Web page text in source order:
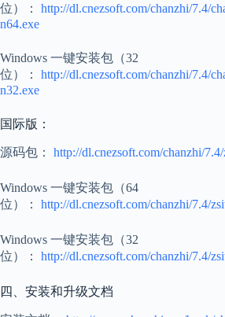
位）： http://dl.cnezsoft.com/chanzhi/7.4/
n64.exe
Windows 一键安装包（32
位）： http://dl.cnezsoft.com/chanzhi/7.4/
n32.exe
国际版：
源码包： http://dl.cnezsoft.com/chanzhi/
Windows 一键安装包（64
位）： http://dl.cnezsoft.com/chanzhi/7.4/
Windows 一键安装包（32
位）： http://dl.cnezsoft.com/chanzhi/7.4/
四、安装和升级文档